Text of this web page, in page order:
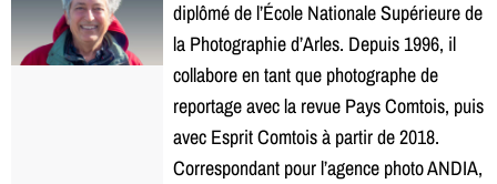
diplômé de l’École Nationale Supérieure de
la Photographie d’Arles. Depuis 1996, il
collabore en tant que photographe de
reportage avec la revue Pays Comtois, puis
avec Esprit Comtois à partir de 2018.
Correspondant pour l’agence photo ANDIA,